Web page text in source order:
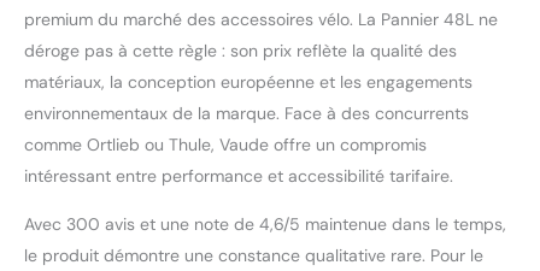
premium du marché des accessoires vélo. La Pannier 48L ne
déroge pas à cette règle : son prix reflète la qualité des
matériaux, la conception européenne et les engagements
environnementaux de la marque. Face à des concurrents
comme Ortlieb ou Thule, Vaude offre un compromis
intéressant entre performance et accessibilité tarifaire.
Avec 300 avis et une note de 4,6/5 maintenue dans le temps,
le produit démontre une constance qualitative rare. Pour le